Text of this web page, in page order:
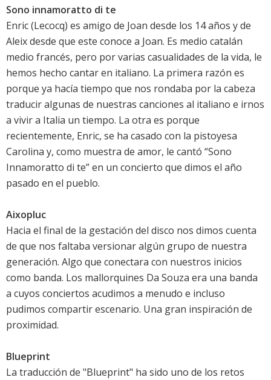
Sono innamoratto di te
Enric (Lecocq) es amigo de Joan desde los 14 años y de
Aleix desde que este conoce a Joan. Es medio catalán
medio francés, pero por varias casualidades de la vida, le
hemos hecho cantar en italiano. La primera razón es
porque ya hacía tiempo que nos rondaba por la cabeza
traducir algunas de nuestras canciones al italiano e irnos
a vivir a Italia un tiempo. La otra es porque
recientemente, Enric, se ha casado con la pistoyesa
Carolina y, como muestra de amor, le cantó “Sono
Innamoratto di te” en un concierto que dimos el año
pasado en el pueblo.
Aixopluc
Hacia el final de la gestación del disco nos dimos cuenta
de que nos faltaba versionar algún grupo de nuestra
generación. Algo que conectara con nuestros inicios
como banda. Los mallorquines Da Souza era una banda
a cuyos conciertos acudimos a menudo e incluso
pudimos compartir escenario. Una gran inspiración de
proximidad.
Blueprint
La traducción de "Blueprint" ha sido uno de los retos